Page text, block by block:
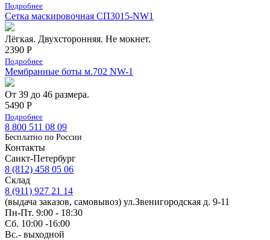
Подробнее
Сетка маскировочная СП3015-NW1
Лёгкая. Двухсторонняя. Не мокнет.
2390 Р
Подробнее
Мембранные боты м.702 NW-1
От 39 до 46 размера.
5490 Р
Подробнее
8 800 511 08 09
Бесплатно по Роcсии
Контакты
Санкт-Петербург
8 (812) 458 05 06
Склад
8 (911) 927 21 14
(выдача заказов, самовывоз) ул.Звенигородская д. 9-11
Пн-Пт. 9:00 - 18:30
Сб. 10:00 -16:00
Вс.- выходной